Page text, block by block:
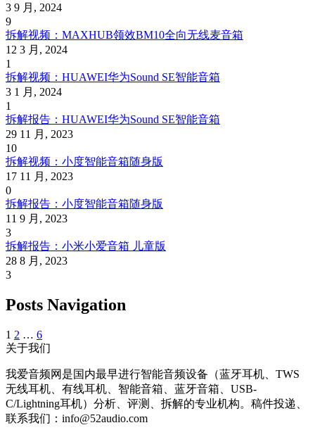
3 9 月, 2024
9
拆解视频：MAXHUB领效BM10全向无线麦音箱
12 3 月, 2024
1
拆解视频：HUAWEI华为Sound SE智能音箱
3 1 月, 2024
1
拆解报告：HUAWEI华为Sound SE智能音箱
29 11 月, 2023
10
拆解视频：小度智能音箱随身版
17 11 月, 2023
0
拆解报告：小度智能音箱随身版
11 9 月, 2023
3
拆解报告：小米小爱音箱 儿童版
28 8 月, 2023
3
Posts Navigation
1 2 … 6
关于我们
我爱音频网是国内最早进行智能音频设备（蓝牙耳机、TWS
无线耳机、有线耳机、智能音箱、蓝牙音箱、USB-
C/Lightning耳机）分析、评测、拆解的专业机构。稿件投递、
联系我们：info@52audio.com